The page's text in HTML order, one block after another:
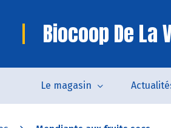
Biocoop De La
Le magasin